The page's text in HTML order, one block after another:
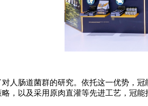
肠道菌群的研究。依托这一优势，冠
，以及采用原肉直灌等先进工艺，冠